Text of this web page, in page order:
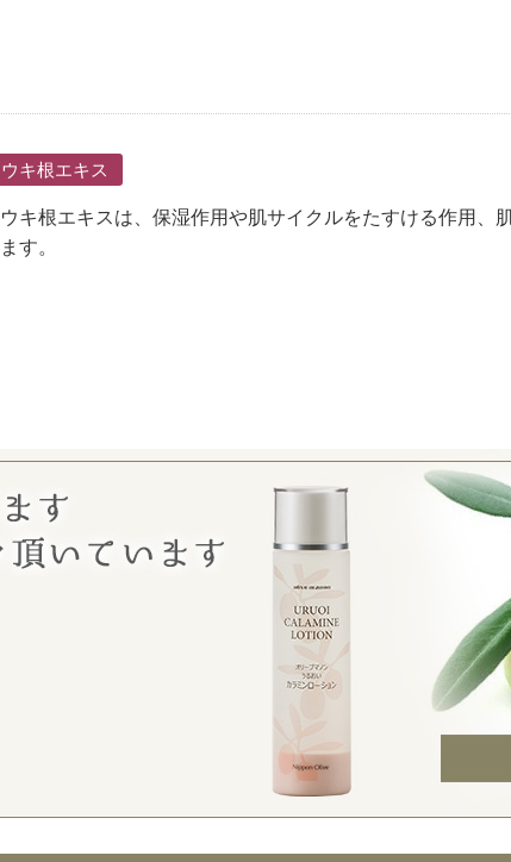
キ根エキス
キ根エキスは、保湿作用や肌サイクルをたすける作用、
す。